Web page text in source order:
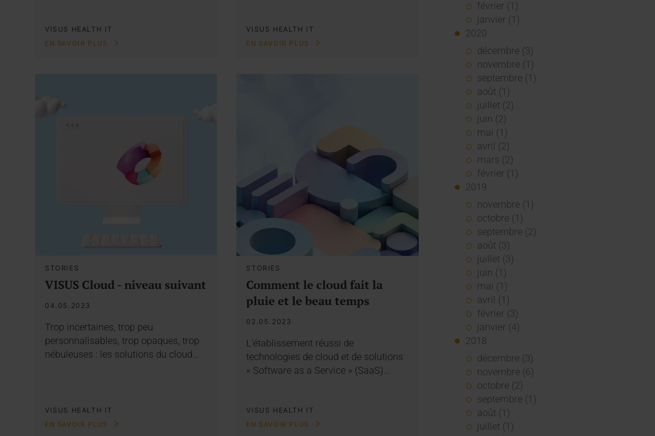
VISUS HEALTH IT
EN SAVOIR PLUS
VISUS HEALTH IT
EN SAVOIR PLUS
STORIES
VISUS Cloud - niveau suivant
04.05.2023
Trop incertaines, trop peu
personnalisables, trop opaques, trop
nébuleuses : les solutions du cloud…
VISUS HEALTH IT
EN SAVOIR PLUS
STORIES
Comment le cloud fait la
pluie et le beau temps
02.05.2023
L’établissement réussi de
technologies de cloud et de solutions
« Software as a Service » (SaaS)…
VISUS HEALTH IT
EN SAVOIR PLUS
février (1)
janvier (1)
2020
décembre (3)
novembre (1)
septembre (1)
août (1)
juillet (2)
juin (2)
mai (1)
avril (2)
mars (2)
février (1)
2019
novembre (1)
octobre (1)
septembre (2)
août (3)
juillet (3)
juin (1)
mai (1)
avril (1)
février (3)
janvier (4)
2018
décembre (3)
novembre (6)
octobre (2)
septembre (1)
août (1)
juillet (1)